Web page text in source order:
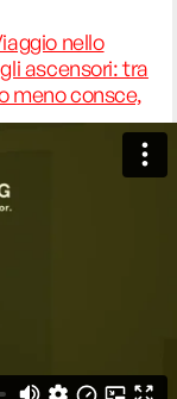
nello
ascensori: tra
meno consce,
riconosciamo
come una